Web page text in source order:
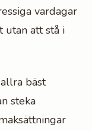
vardagar
utan att stå i
bäst
steka